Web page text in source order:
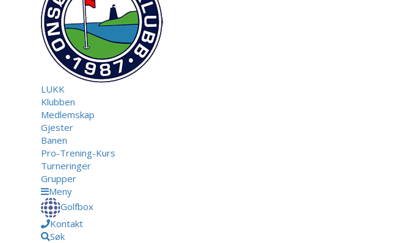
LUKK
Klubben
Medlemskap
Gjester
Banen
Pro-Trening-Kurs
Turneringer
Grupper
Meny
Golfbox
Kontakt
Søk